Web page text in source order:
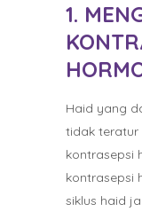
1.
Haid yang
tidak
kontrasepsi
kontrasepsi
siklus haid